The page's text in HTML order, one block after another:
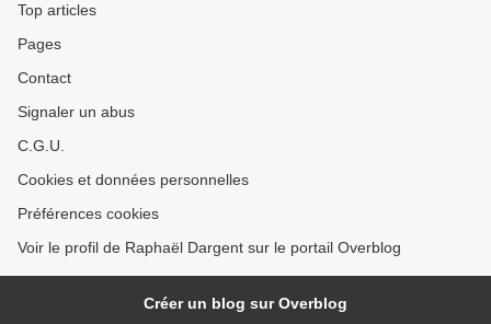
Top articles
Pages
Contact
Signaler un abus
C.G.U.
Cookies et données personnelles
Préférences cookies
Voir le profil de Raphaël Dargent sur le portail Overblog
Créer un blog sur Overblog